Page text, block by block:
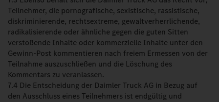
Teilnehmer, die pornografische, sexistische, rassistische,
diskriminierende, rechtsextreme, gewaltverherrlichende,
radikalisierende oder ähnliche gegen die guten Sitten
verstoßende Inhalte oder kommerzielle Inhalte unter den
Gewinn-Post kommentieren nach freiem Ermessen von der
Teilnahme auszuschließen und die Löschung des
Kommentars zu veranlassen.
7.4 Die Entscheidung der Daimler Truck AG in Bezug auf
den Ausschluss eines Teilnehmers ist endgültig und